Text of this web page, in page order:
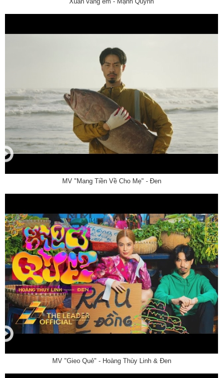
MV "Mang Tiền Về Cho Mẹ" - Đen
MV "Gieo Quẻ" - Hoàng Thùy Linh & Đen